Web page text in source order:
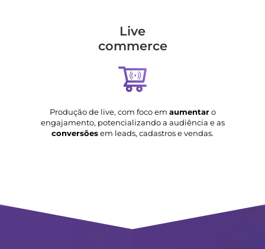
Live
commerce
Produção de live, com foco em aumentaro
engajamento, potencializando a audiência e as
conversõesem leads, cadastros e vendas.